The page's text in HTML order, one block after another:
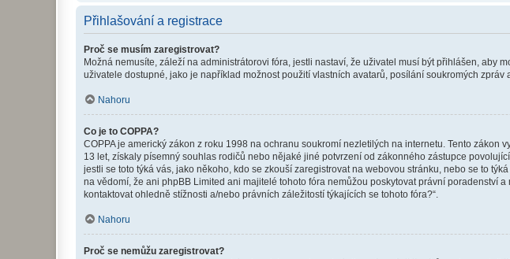
Přihlašování a registrace
Proč se musím zaregistrovat?
Možná nemusíte, záleží na administrátorovi fóra, jestli nastaví, že uživatel musí být přihlášen, aby
uživatele dostupné, jako je například možnost použití vlastních avatarů, posílání soukromých
Nahoru
Co je to COPPA?
COPPA je americký zákon z roku 1998 na ochranu soukromí nezletilých na internetu. Tento
13 let, získaly písemný souhlas rodičů nebo nějaké jiné potvrzení od zákonného zástupce
jestli se toto týká vás, jako někoho, kdo se zkouší zaregistrovat na webovou stránku, nebo se to
na vědomí, že ani phpBB Limited ani majitelé tohoto fóra nemůžou poskytovat právní poradenství
kontaktovat ohledně stížnosti a/nebo právních záležitostí týkajících se tohoto fóra?“.
Nahoru
Proč se nemůžu zaregistrovat?